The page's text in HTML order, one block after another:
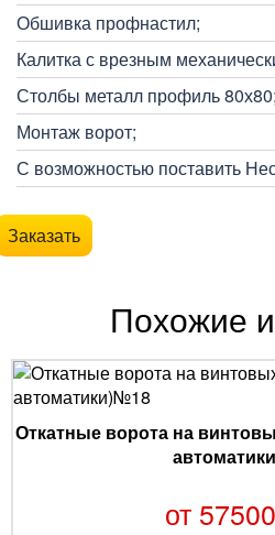
Обшивка профнастил;
Калитка с врезным
Столбы металл профиль 80х80;
Монтаж ворот;
С возможностью поставить
Заказать
Похожие
Откатные ворота на
от